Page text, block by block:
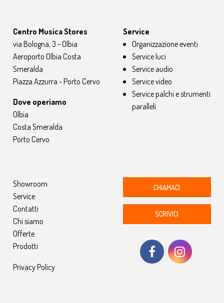
Centro Musica Stores
via Bologna, 3 - Olbia
Aeroporto Olbia Costa
Smeralda
Piazza Azzurra - Porto Cervo
Dove operiamo
Olbia
Costa Smeralda
Porto Cervo
Service
Organizzazione eventi
Service luci
Service audio
Service video
Service palchi e strumenti
paralleli
Showroom
Service
Contatti
Chi siamo
Offerte
Prodotti
Privacy Policy
CHIAMACI
SCRIVICI